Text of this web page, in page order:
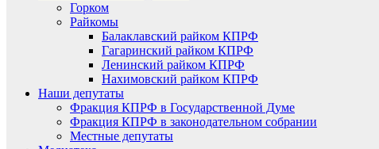
Горком
Райкомы
Балаклавский райком КПРФ
Гагаринский райком КПРФ
Ленинский райком КПРФ
Нахимовский райком КПРФ
Наши депутаты
Фракция КПРФ в Государственной Думе
Фракция КПРФ в законодательном собрании
Местные депутаты